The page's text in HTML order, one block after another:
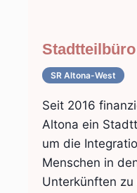
SR Altona-West
Seit 2016
Altona ein
um die
Menschen in
Unterkünften